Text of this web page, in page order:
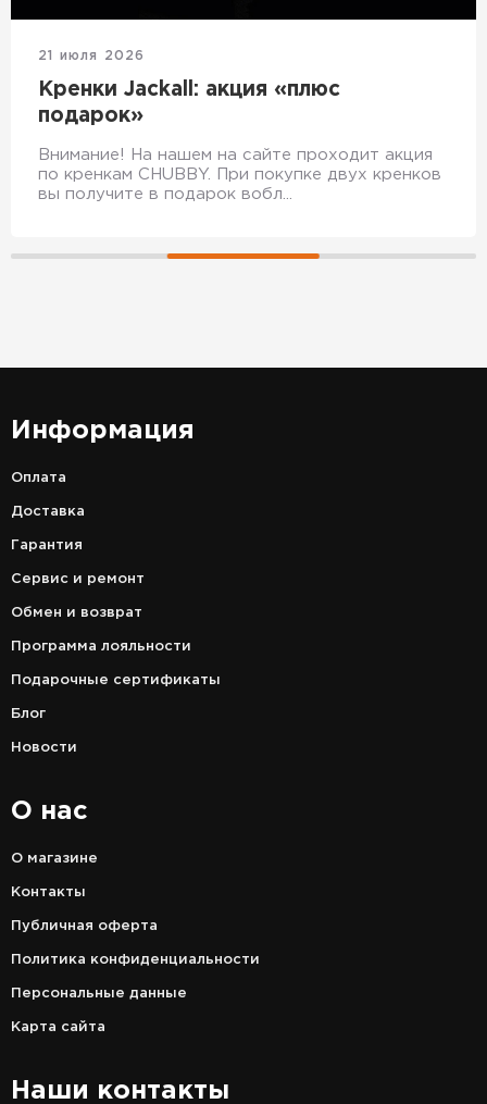
21 июля 2026
Кренки Jackall: акция «плюс
подарок»
Внимание! На нашем на сайте проходит акция
по кренкам CHUBBY. При покупке двух кренков
вы получите в подарок вобл...
Информация
Оплата
Доставка
Гарантия
Сервис и ремонт
Обмен и возврат
Программа лояльности
Подарочные сертификаты
Блог
Новости
О нас
О магазине
Контакты
Публичная оферта
Политика конфиденциальности
Персональные данные
Карта сайта
Наши контакты